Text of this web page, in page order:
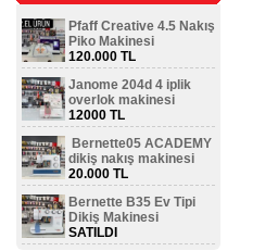
Pfaff Creative 4.5 Nakış
Piko Makinesi
120.000 TL
Janome 204d 4 iplik
overlok makinesi
12000 TL
Bernette05 ACADEMY
dikiş nakış makinesi
20.000 TL
Bernette B35 Ev Tipi
Dikiş Makinesi
SATILDI